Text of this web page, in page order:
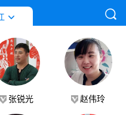
类
张锐光 赵伟玲